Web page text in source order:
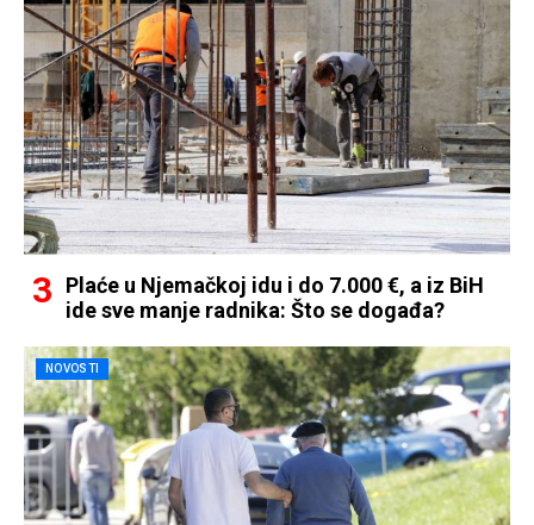
Plaće u Njemačkoj idu i do 7.000 €, a iz BiH
ide sve manje radnika: Što se događa?
NOVOSTI